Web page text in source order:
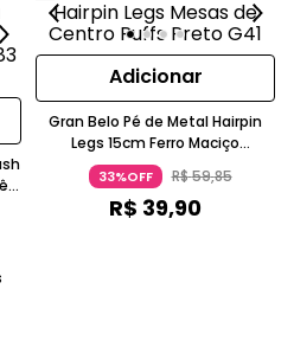
Adicionar
Gran Belo Pé de Metal Hairpin
Legs 15cm Ferro Maciço
Industrial Preto G41
33%OFF R$59,85
R$ 39,90